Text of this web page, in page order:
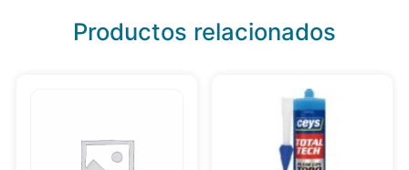
Productos relacionados